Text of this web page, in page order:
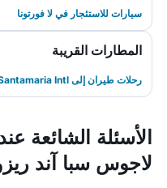
سيارات للاستئجار في لا فورتونا
المطارات القريبة
رحلات طيران إلى Juan Santamaria Intl
الأسئلة الشائعة
لاجوس سبا آند